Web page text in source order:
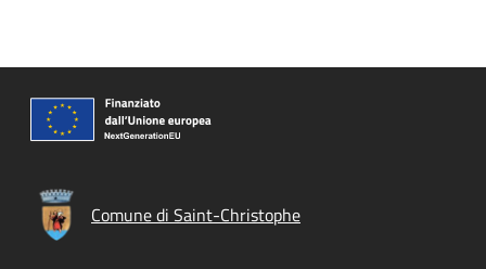
Comune di Saint-Christophe